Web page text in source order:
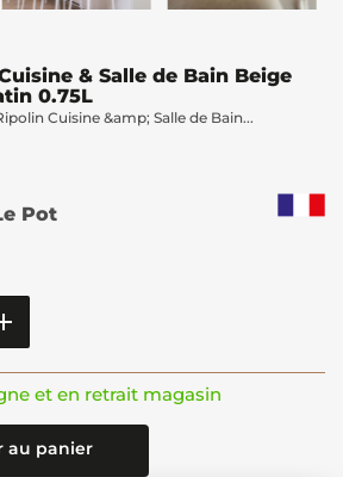
& Salle de Bain Beige
0.75L
Cuisine &amp; Salle de Bain...
Pot
et en retrait magasin
au panier